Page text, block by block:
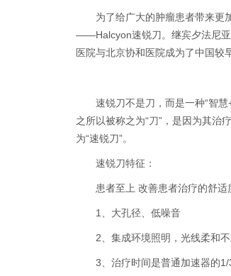
为了给广大的肿瘤患者带来更
——Halcyon速锐刀。继宾夕法尼亚
医院与北京协和医院成为了中国较
速锐刀不是刀，而是一种“智
之所以被称之为“刀”，是因为其治
为“速锐刀”。
速锐刀特征：
患者至上 改善患者治疗的舒适
1、大孔径、低噪音
2、集成环境照明，光线柔和
3、治疗时间是普通加速器的1/